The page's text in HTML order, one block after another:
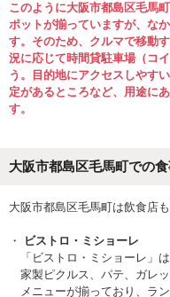
このように大阪市都島区毛馬
ポットが揃っていますが、な
す。そのため、クルマで移動
況に応じて時間貸駐車場（コ
う。目的地にアクセスしやす
定があるところなど、用途に
す。
大阪市都島区毛馬町での
大阪市都島区毛馬町は飲食店
ビストロ・ミショーレ
「ビストロ・ミショーレ」
家製ピクルス、パテ、ガレ
メニューが揃っており、ラ